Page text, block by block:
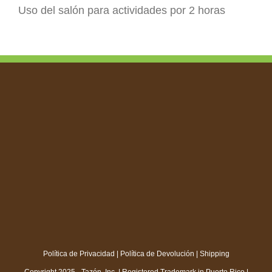
Uso del salón para actividades por 2 horas
Política de Privacidad | Política de Devolución | Shipping